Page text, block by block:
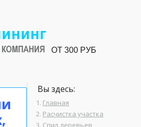
ОТ 300 РУБ
Вы здесь:
Главная
Расчистка участка
Спил деревьев